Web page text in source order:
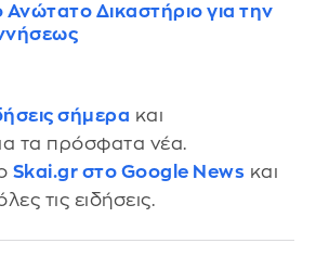
Ανώτατο Δικαστήριο για την
σήμερα και
τα πρόσφατα νέα.
Skai.gr στο Google News και
τις ειδήσεις.